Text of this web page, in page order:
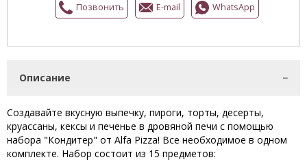
Позвонить E-mail WhatsApp
Описание
Создавайте вкусную выпечку, пироги, торты, десерты,
круассаны, кексы и печенье в дровяной печи с помощью
набора "Кондитер" от Alfa Pizza! Все необходимое в одном
комплекте. Набор состоит из 15 предметов: